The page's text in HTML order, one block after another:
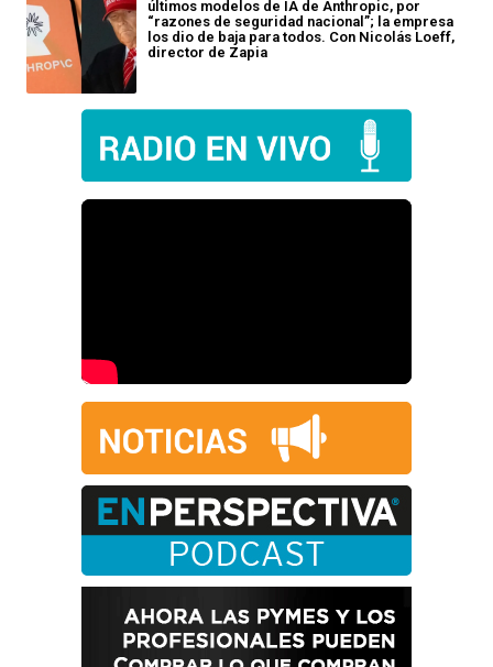
últimos modelos de IA de Anthropic, por
“razones de seguridad nacional”; la empresa
los dio de baja para todos. Con Nicolás Loeff,
director de Zapia